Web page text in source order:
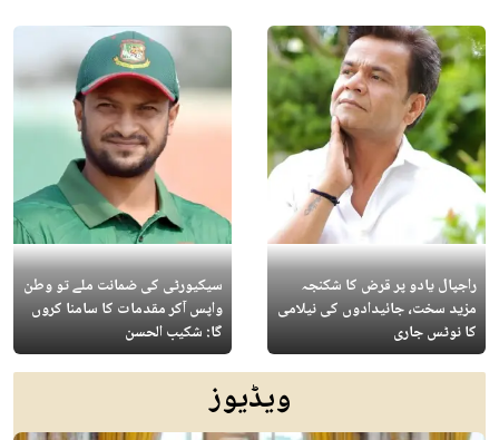
راجپال یادو پر قرض کا شکنجہ
مزید سخت، جائیدادوں کی نیلامی
کا نوٹس جاری
سیکیورٹی کی ضمانت ملے تو وطن
واپس آکر مقدمات کا سامنا کروں
گا: شکیب الحسن
ویڈیوز